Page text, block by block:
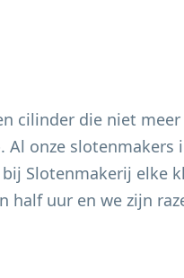
cilinder die niet
Al onze slotenmakers
Slotenmakerij elke
half uur en we zijn